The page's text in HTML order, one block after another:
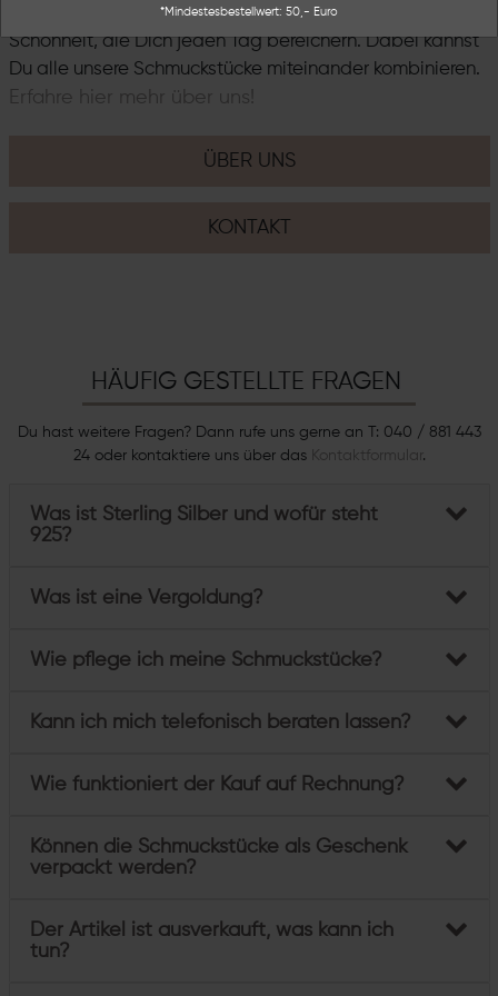
bieten. Unsere Schmuckstücke sind von zeitloser
Schönheit, die Dich jeden Tag bereichern. Dabei kannst
Du alle unsere Schmuckstücke miteinander kombinieren.
Erfahre hier mehr über uns!
ÜBER UNS
KONTAKT
HÄUFIG GESTELLTE FRAGEN
Du hast weitere Fragen? Dann rufe uns gerne an T: 040 / 881 443
24 oder kontaktiere uns über das
Kontaktformular.
Was ist Sterling Silber und wofür steht
925?
Was ist eine Vergoldung?
Wie pflege ich meine Schmuckstücke?
Kann ich mich telefonisch beraten lassen?
Wie funktioniert der Kauf auf Rechnung?
Können die Schmuckstücke als Geschenk
verpackt werden?
Der Artikel ist ausverkauft, was kann ich
tun?
*Mindestesbestellwert: 50,- Euro